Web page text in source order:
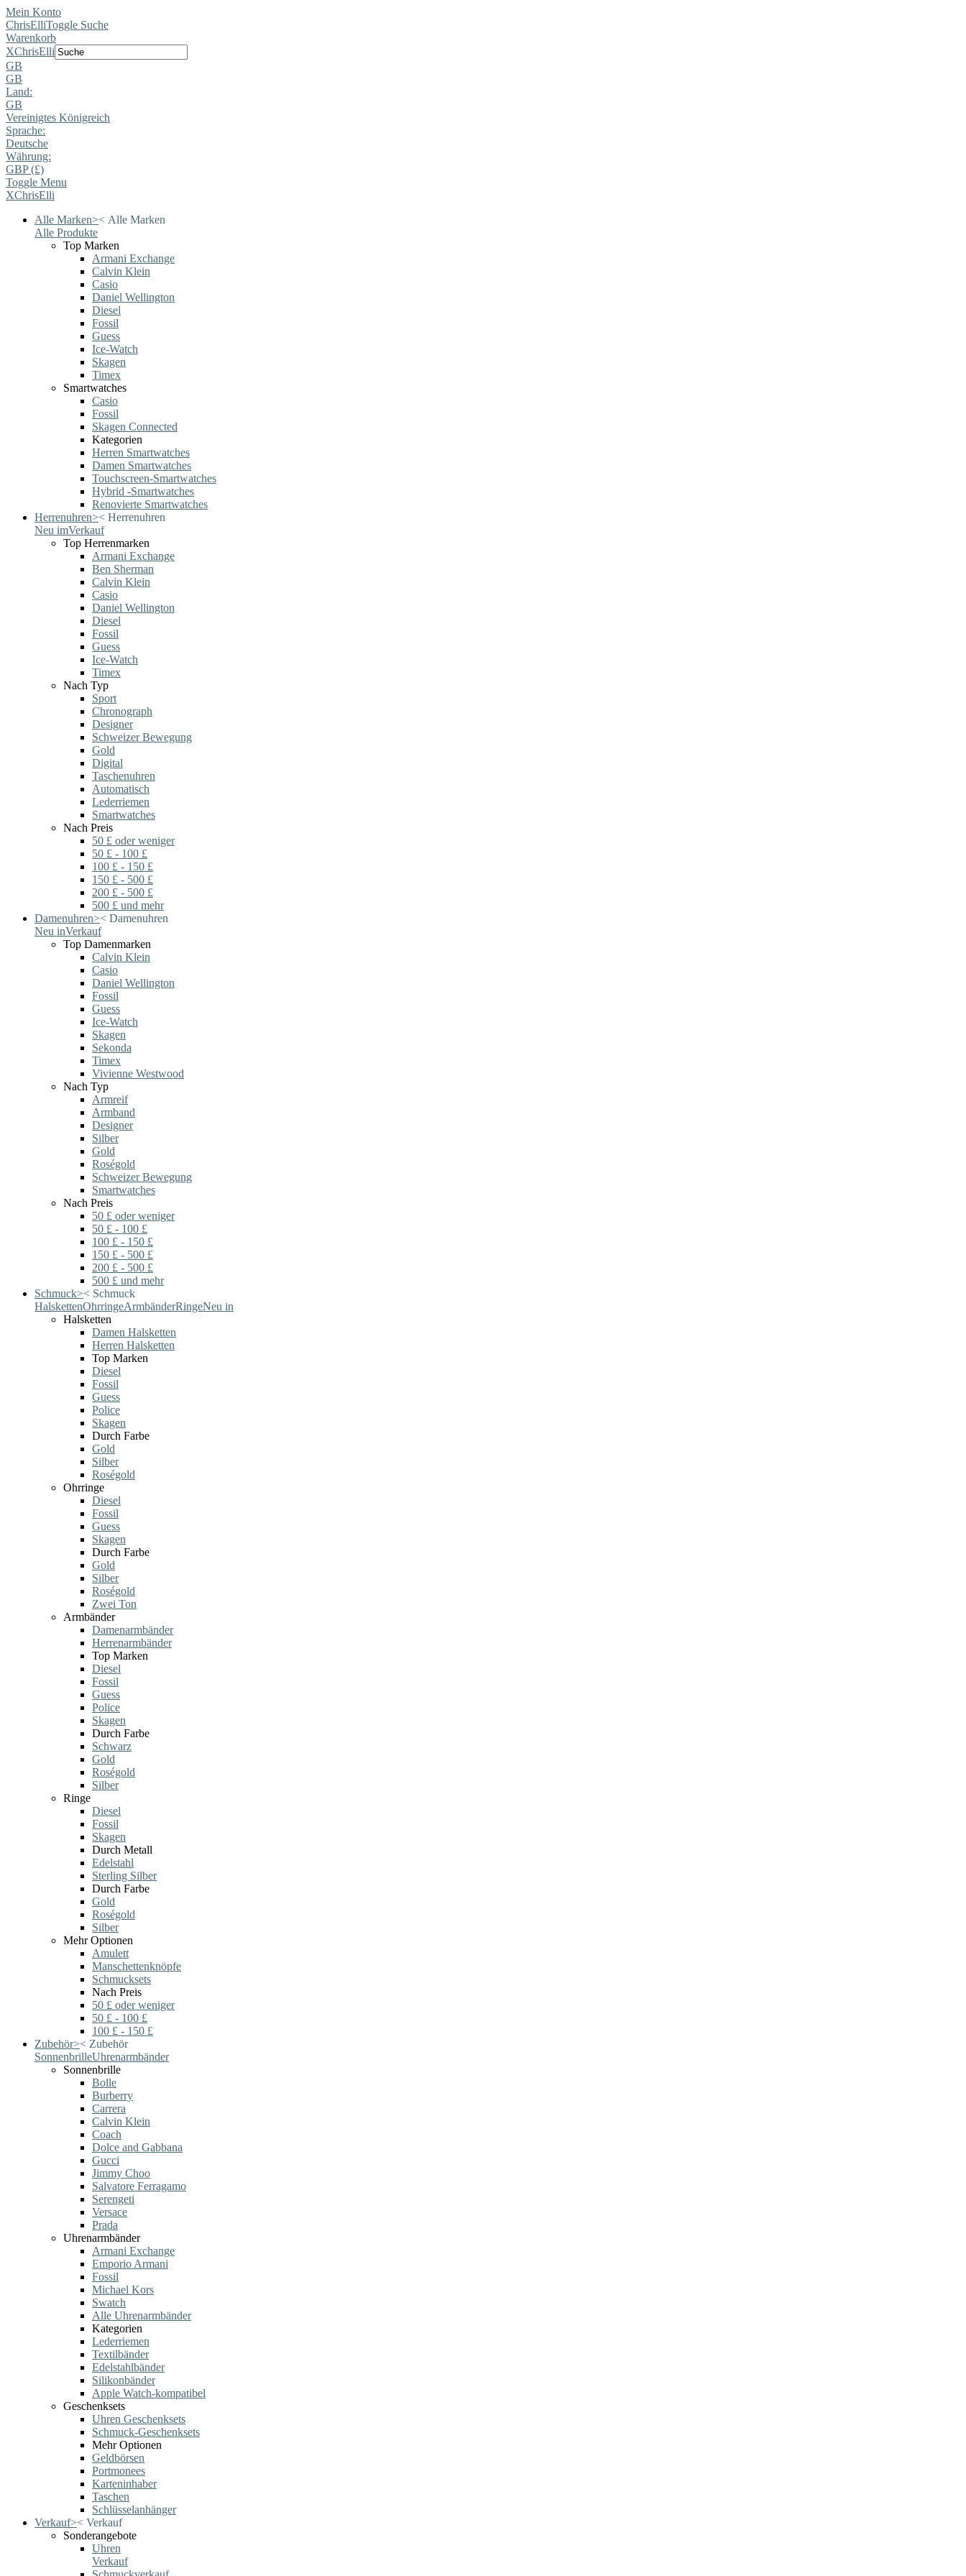
Mein Konto
ChrisElliToggle Suche
Warenkorb
XChrisElli
GB
GB
Land:
GB
Vereinigtes Königreich
Sprache:
Deutsche
Währung:
GBP (£)
Toggle Menu
XChrisElli
Alle Marken>< Alle Marken
Alle Produkte
Top Marken
Armani Exchange
Calvin Klein
Casio
Daniel Wellington
Diesel
Fossil
Guess
Ice-Watch
Skagen
Timex
Smartwatches
Casio
Fossil
Skagen Connected
Kategorien
Herren Smartwatches
Damen Smartwatches
Touchscreen-Smartwatches
Hybrid -Smartwatches
Renovierte Smartwatches
Herrenuhren>< Herrenuhren
Neu imVerkauf
Top Herrenmarken
Armani Exchange
Ben Sherman
Calvin Klein
Casio
Daniel Wellington
Diesel
Fossil
Guess
Ice-Watch
Timex
Nach Typ
Sport
Chronograph
Designer
Schweizer Bewegung
Gold
Digital
Taschenuhren
Automatisch
Lederriemen
Smartwatches
Nach Preis
50 £ oder weniger
50 £ - 100 £
100 £ - 150 £
150 £ - 500 £
200 £ - 500 £
500 £ und mehr
Damenuhren>< Damenuhren
Neu inVerkauf
Top Damenmarken
Calvin Klein
Casio
Daniel Wellington
Fossil
Guess
Ice-Watch
Skagen
Sekonda
Timex
Vivienne Westwood
Nach Typ
Armreif
Armband
Designer
Silber
Gold
Roségold
Schweizer Bewegung
Smartwatches
Nach Preis
50 £ oder weniger
50 £ - 100 £
100 £ - 150 £
150 £ - 500 £
200 £ - 500 £
500 £ und mehr
Schmuck>< Schmuck
HalskettenOhrringeArmbänderRingeNeu in
Halsketten
Damen Halsketten
Herren Halsketten
Top Marken
Diesel
Fossil
Guess
Police
Skagen
Durch Farbe
Gold
Silber
Roségold
Ohrringe
Diesel
Fossil
Guess
Skagen
Durch Farbe
Gold
Silber
Roségold
Zwei Ton
Armbänder
Damenarmbänder
Herrenarmbänder
Top Marken
Diesel
Fossil
Guess
Police
Skagen
Durch Farbe
Schwarz
Gold
Roségold
Silber
Ringe
Diesel
Fossil
Skagen
Durch Metall
Edelstahl
Sterling Silber
Durch Farbe
Gold
Roségold
Silber
Mehr Optionen
Amulett
Manschettenknöpfe
Schmucksets
Nach Preis
50 £ oder weniger
50 £ - 100 £
100 £ - 150 £
Zubehör>< Zubehör
SonnenbrilleUhrenarmbänder
Sonnenbrille
Bolle
Burberry
Carrera
Calvin Klein
Coach
Dolce and Gabbana
Gucci
Jimmy Choo
Salvatore Ferragamo
Serengeti
Versace
Prada
Uhrenarmbänder
Armani Exchange
Emporio Armani
Fossil
Michael Kors
Swatch
Alle Uhrenarmbänder
Kategorien
Lederriemen
Textilbänder
Edelstahlbänder
Silikonbänder
Apple Watch-kompatibel
Geschenksets
Uhren Geschenksets
Schmuck-Geschenksets
Mehr Optionen
Geldbörsen
Portmonees
Karteninhaber
Taschen
Schlüsselanhänger
Verkauf>< Verkauf
Sonderangebote
Uhren
Verkauf